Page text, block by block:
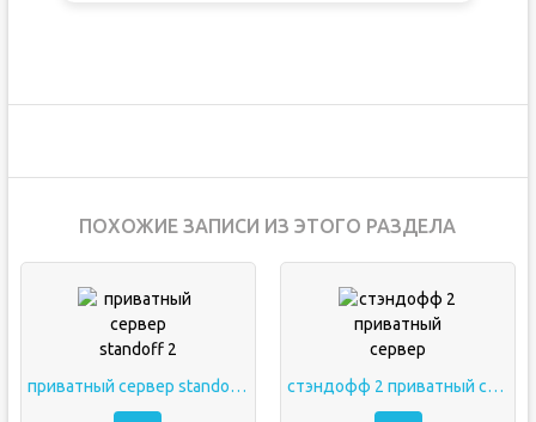
ПОХОЖИЕ ЗАПИСИ ИЗ ЭТОГО РАЗДЕЛА
приватный сервер standoff 2 стэндофф 2 приватный сервер